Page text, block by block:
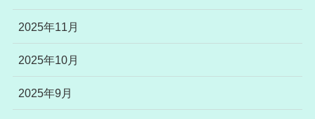
2025年11月
2025年10月
2025年9月